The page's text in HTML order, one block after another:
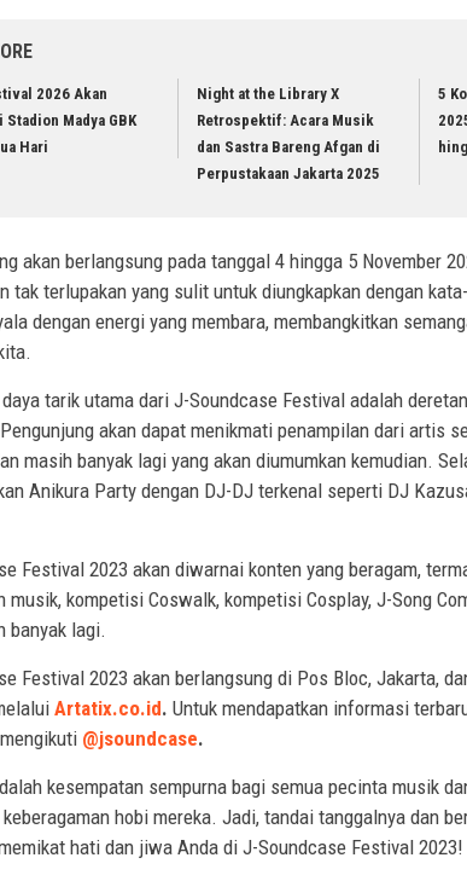
2026 Akan
Stadion Madya GBK
Hari
Night at the Library X
Retrospektif: Acara Musik
dan Sastra Bareng Afgan di
Perpustakaan Jakarta 2025
5
akan berlangsung pada tanggal 4 hingga 5 November
tak terlupakan yang sulit untuk diungkapkan dengan
dengan energi yang membara, membangkitkan
tarik utama dari J-Soundcase Festival adalah
akan dapat menikmati penampilan dari artis
masih banyak lagi yang akan diumumkan kemudian.
Anikura Party dengan DJ-DJ terkenal seperti DJ
Festival 2023 akan diwarnai konten yang beragam,
musik, kompetisi Coswalk, kompetisi Cosplay, J-Song
banyak lagi.
Festival 2023 akan berlangsung di Pos Bloc, Jakarta,
Artatix.co.id. Untuk mendapatkan informasi
@jsoundcase.
kesempatan sempurna bagi semua pecinta musik
hobi mereka. Jadi, tandai tanggalnya dan
hati dan jiwa Anda di J-Soundcase Festival 2023!